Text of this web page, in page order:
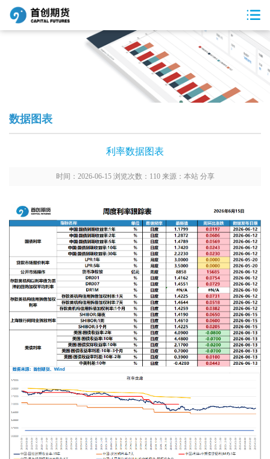
数据图表
利率数据图表
时间：2026-06-15 浏览次数：110 来源：本站 分享